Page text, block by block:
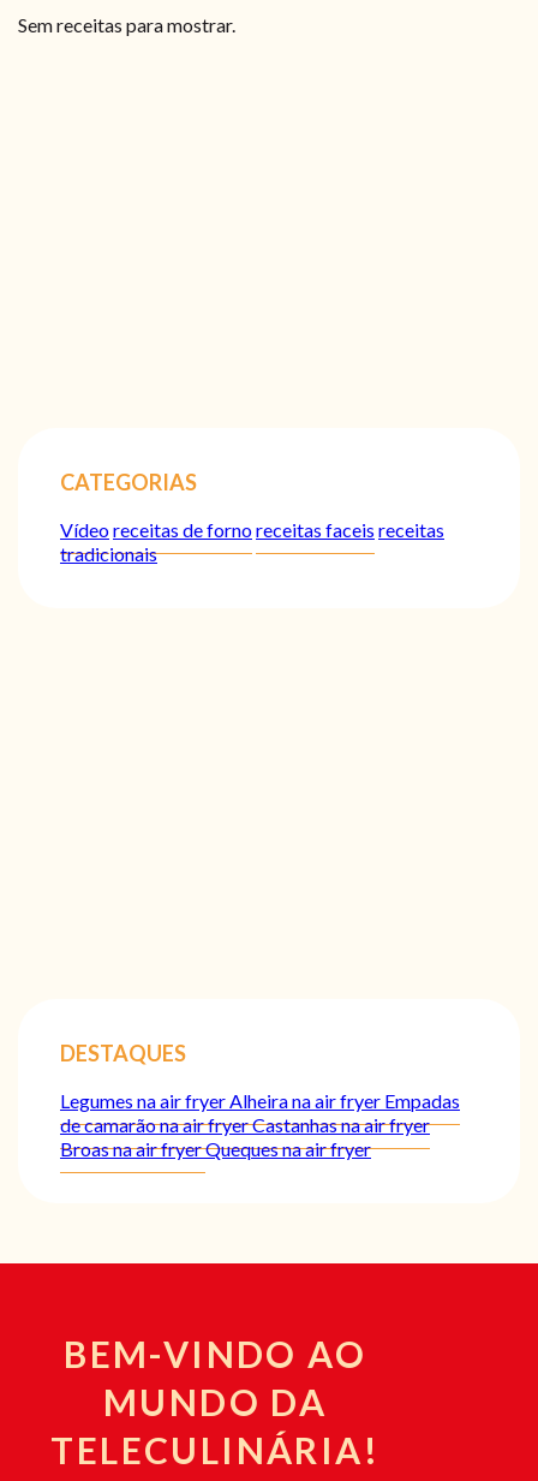
Sem receitas para mostrar.
CATEGORIAS
Vídeoreceitas de fornoreceitas faceis receitas
tradicionais
DESTAQUES
Legumes na air fryerAlheira na air fryer Empadas
de camarão na air fryerCastanhas na air fryer
Broas na air fryerQueques na air fryer
BEM-VINDO AO
MUNDO DA
TELECULINÁRIA!